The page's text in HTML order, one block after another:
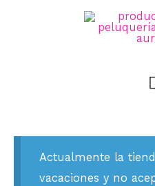
Actualmente la
vacaciones y no